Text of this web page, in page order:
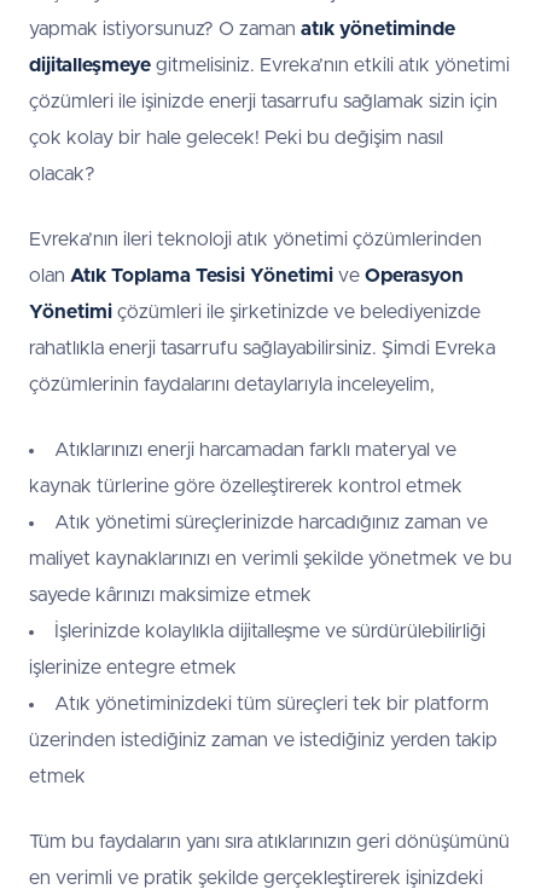
yapmak istiyorsunuz? O zaman atık yönetiminde
dijitalleşmeye gitmelisiniz. Evreka’nın etkili atık yönetimi
çözümleri ile işinizde enerji tasarrufu sağlamak sizin için
çok kolay bir hale gelecek! Peki bu değişim nasıl
olacak?
Evreka’nın ileri teknoloji atık yönetimi çözümlerinden
olan Atık Toplama Tesisi Yönetimi ve Operasyon
Yönetimi çözümleri ile şirketinizde ve belediyenizde
rahatlıkla enerji tasarrufu sağlayabilirsiniz. Şimdi Evreka
çözümlerinin faydalarını detaylarıyla inceleyelim,
Atıklarınızı enerji harcamadan farklı materyal ve
kaynak türlerine göre özelleştirerek kontrol etmek
Atık yönetimi süreçlerinizde harcadığınız zaman ve
maliyet kaynaklarınızı en verimli şekilde yönetmek ve bu
sayede kârınızı maksimize etmek
İşlerinizde kolaylıkla dijitalleşme ve sürdürülebilirliği
işlerinize entegre etmek
Atık yönetiminizdeki tüm süreçleri tek bir platform
üzerinden istediğiniz zaman ve istediğiniz yerden takip
etmek
Tüm bu faydaların yanı sıra atıklarınızın geri dönüşümünü
en verimli ve pratik şekilde gerçekleştirerek işinizdeki